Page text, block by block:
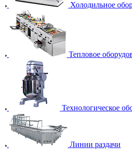
Холодильное
Тепловое
Технологическое
Линии раздачи